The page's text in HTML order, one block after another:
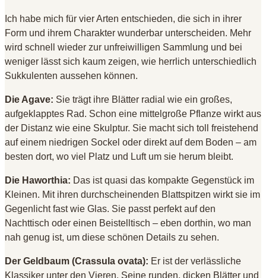
Ich habe mich für vier Arten entschieden, die sich in ihrer
Form und ihrem Charakter wunderbar unterscheiden. Mehr
wird schnell wieder zur unfreiwilligen Sammlung und bei
weniger lässt sich kaum zeigen, wie herrlich unterschiedlich
Sukkulenten aussehen können.
Die Agave: Sie trägt ihre Blätter radial wie ein großes,
aufgeklapptes Rad. Schon eine mittelgroße Pflanze wirkt aus
der Distanz wie eine Skulptur. Sie macht sich toll freistehend
auf einem niedrigen Sockel oder direkt auf dem Boden – am
besten dort, wo viel Platz und Luft um sie herum bleibt.
Die Haworthia: Das ist quasi das kompakte Gegenstück im
Kleinen. Mit ihren durchscheinenden Blattspitzen wirkt sie im
Gegenlicht fast wie Glas. Sie passt perfekt auf den
Nachttisch oder einen Beistelltisch – eben dorthin, wo man
nah genug ist, um diese schönen Details zu sehen.
Der Geldbaum (Crassula ovata): Er ist der verlässliche
Klassiker unter den Vieren. Seine runden, dicken Blätter und